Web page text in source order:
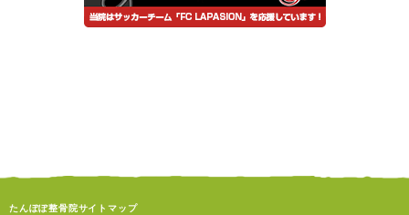
たんぽぽ整骨院サイトマップ